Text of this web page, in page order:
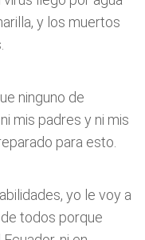
y los muertos
ninguno de
mis padres y ni mis
para esto.
yo le voy a
todos porque